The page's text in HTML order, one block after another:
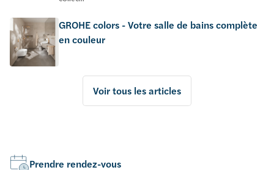
GROHE colors - Votre salle de bains complète
en couleur
Voir tous les articles
Prendre rendez-vous